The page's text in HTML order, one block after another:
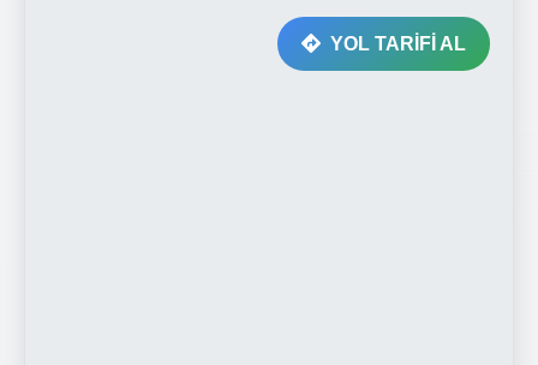
YOL TARİFİ AL